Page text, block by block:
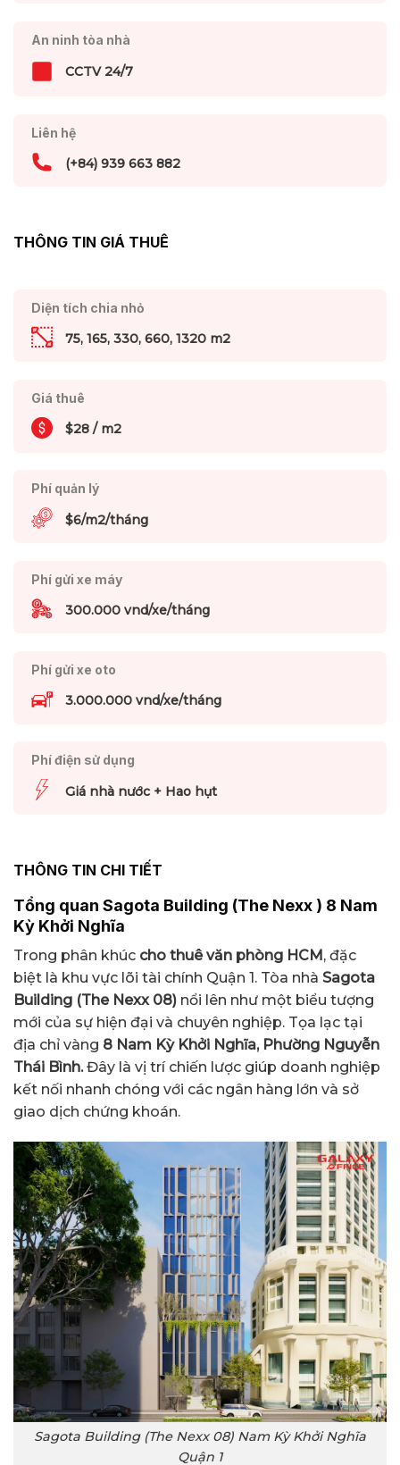
An ninh tòa nhà
CCTV 24/7
Liên hệ
(+84) 939 663 882
THÔNG TIN GIÁ THUÊ
Diện tích chia nhỏ
75, 165, 330, 660, 1320 m2
Giá thuê
$28 / m2
Phí quản lý
$6/m2/tháng
Phí gửi xe máy
300.000 vnd/xe/tháng
Phí gửi xe oto
3.000.000 vnd/xe/tháng
Phí điện sử dụng
Giá nhà nước + Hao hụt
THÔNG TIN CHI TIẾT
Tổng quan Sagota Building (The Nexx ) 8 Nam
Kỳ Khởi Nghĩa
Trong phân khúc cho thuê văn phòng HCM , đặc
biệt là khu vực lõi tài chính Quận 1. Tòa nhà Sagota
Building (The Nexx08) nổi lên như một biểu tượng
mới của sự hiện đại và chuyên nghiệp. Tọa lạc tại
địa chỉ vàng 8 Nam Kỳ Khởi Nghĩa, Phường Nguyễn
Thái Bình.Đây là vị trí chiến lược giúp doanh nghiệp
kết nối nhanh chóng với các ngân hàng lớn và sở
giao dịch chứng khoán.
Sagota Building (The Nexx 08) Nam Kỳ Khởi Nghĩa
Quận 1